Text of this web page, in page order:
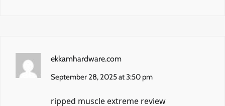
ekkamhardware.com
September 28, 2025 at 3:50 pm
ripped muscle extreme review